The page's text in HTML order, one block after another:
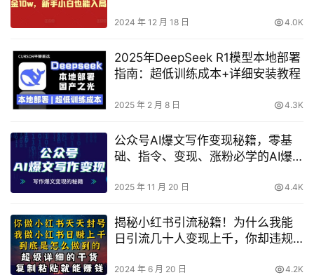
2024 年 12 月 18 日 4.0K
2025年DeepSeek R1模型本地部署
指南：超低训练成本+详细安装教程
2025 年 2 月 8 日 4.3K
公众号AI爆文写作变现秘籍，零基
础、指令、变现、涨粉必学的AI爆
2025 年 11 月 20 日 4.4K
揭秘小红书引流秘籍！为什么我能
日引流几十人变现上千，你却违规
2024 年 6 月 20 日 4.2K